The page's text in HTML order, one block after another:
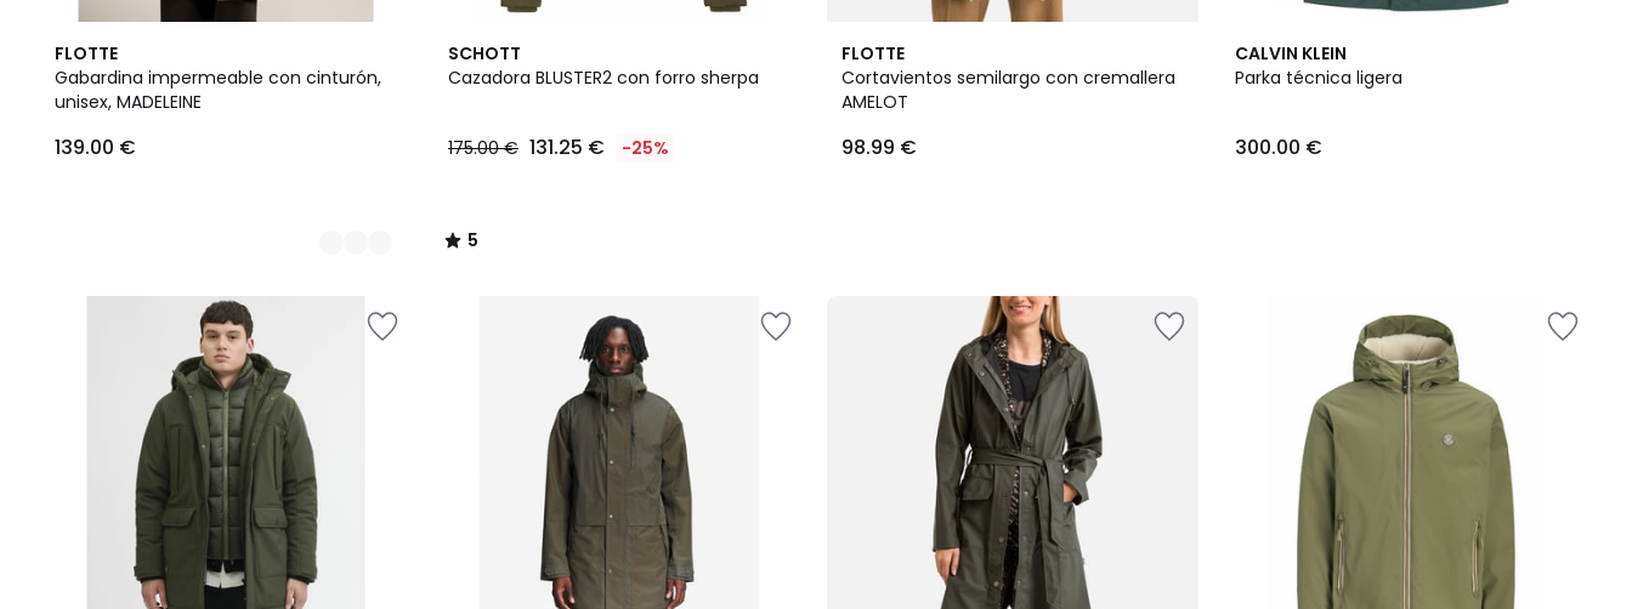
FLOTTE
Gabardina impermeable con cinturón,
unisex, MADELEINE
€.
139.00 €
2
Colores
SCHOTT
Cazadora BLUSTER2 con forro sherpa
175.00 € 131.25 € -25%
5
/
5
/
FLOTTE
Cortavientos semilargo con cremallera
AMELOT
98.99 €
CALVIN KLEIN
Parka técnica ligera
300.00 €